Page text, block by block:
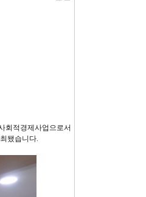
회적경제사업으로서
됐습니다.